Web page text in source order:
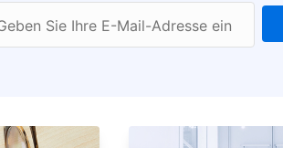
Sie Ihre E-Mail-Adresse ein